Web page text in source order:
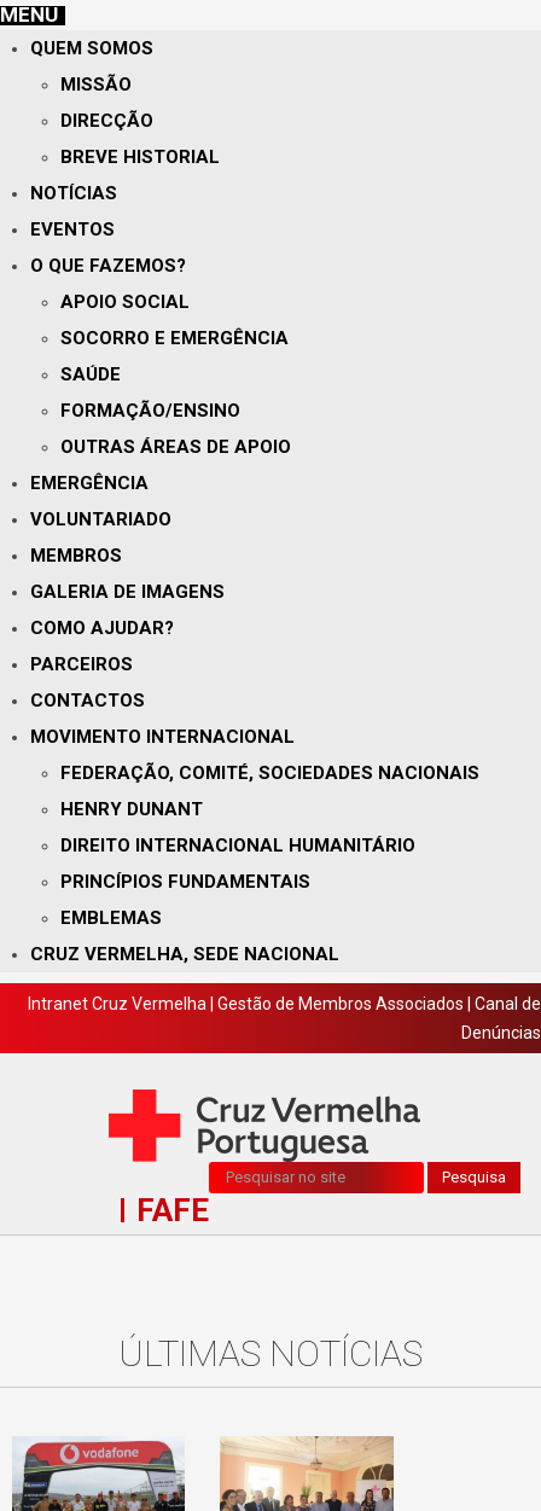
MENU
QUEM SOMOS
MISSÃO
DIRECÇÃO
BREVE HISTORIAL
NOTÍCIAS
EVENTOS
O QUE FAZEMOS?
APOIO SOCIAL
SOCORRO E EMERGÊNCIA
SAÚDE
FORMAÇÃO/ENSINO
OUTRAS ÁREAS DE APOIO
EMERGÊNCIA
VOLUNTARIADO
MEMBROS
GALERIA DE IMAGENS
COMO AJUDAR?
PARCEIROS
CONTACTOS
MOVIMENTO INTERNACIONAL
FEDERAÇÃO, COMITÉ, SOCIEDADES NACIONAIS
HENRY DUNANT
DIREITO INTERNACIONAL HUMANITÁRIO
PRINCÍPIOS FUNDAMENTAIS
EMBLEMAS
CRUZ VERMELHA, SEDE NACIONAL
Intranet Cruz Vermelha Gestão de Membros Associados
Canal de
Denúncias
FAFE
Pesquisa... Pesquisa
ÚLTIMAS NOTÍCIAS